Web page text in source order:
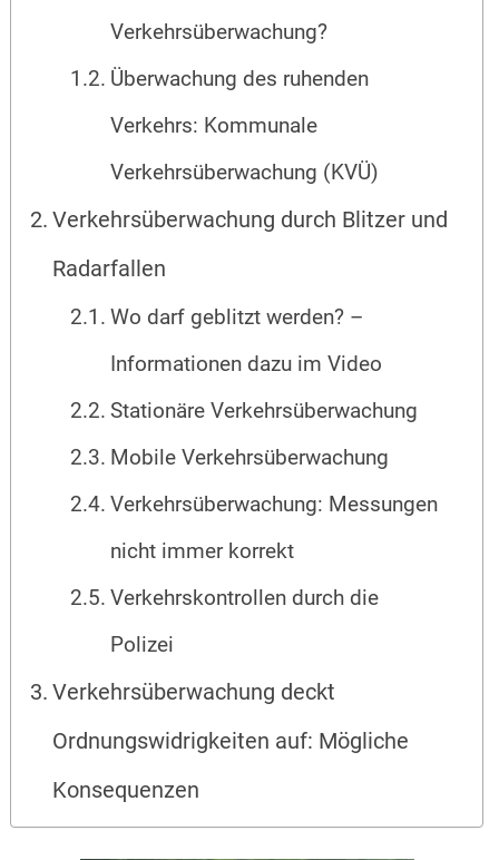
Verkehrsüberwachung?
Überwachung des ruhenden
Verkehrs: Kommunale
Verkehrsüberwachung (KVÜ)
Verkehrsüberwachung durch Blitzer und
Radarfallen
Wo darf geblitzt werden? –
Informationen dazu im Video
Stationäre Verkehrsüberwachung
Mobile Verkehrsüberwachung
Verkehrsüberwachung: Messungen
nicht immer korrekt
Verkehrskontrollen durch die
Polizei
Verkehrsüberwachung deckt
Ordnungswidrigkeiten auf: Mögliche
Konsequenzen